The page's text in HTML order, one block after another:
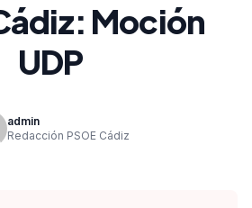
Moción
UDP
admin
Redacción PSOE Cádiz